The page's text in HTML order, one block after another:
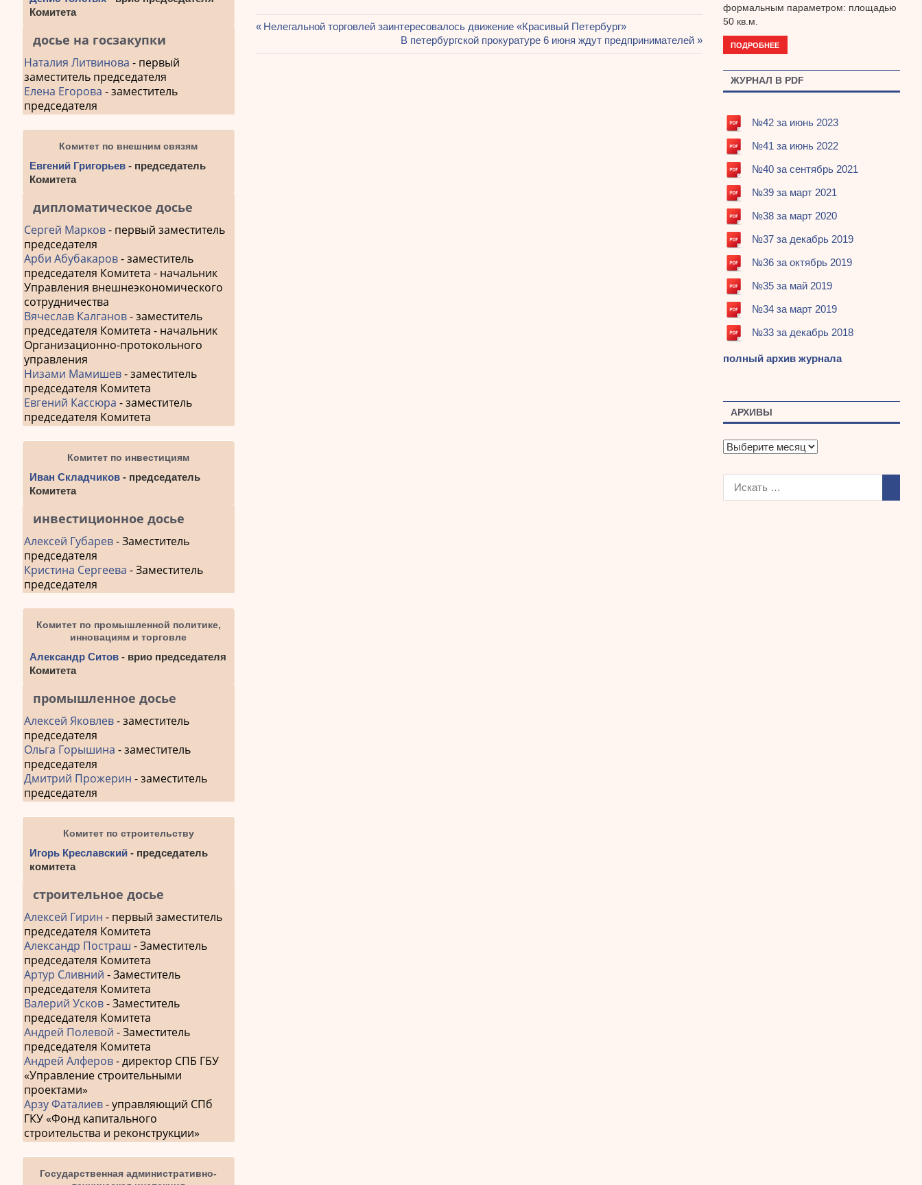
Предыдущая
Нелегальной торговлей заинтересовалось движение «Красивый Петербург»
Следующая
запись:
В петербургской прокуратуре 6 июня ждут предпринимателей
Комитета
досье на госзакупки
Наталия Литвинова - первый
заместитель председателя
Елена Егорова - заместитель
председателя
Комитет по внешним связям
Евгений Григорьев - председатель
Комитета
дипломатическое досье
Сергей Марков- первый заместитель
председателя
Арби Абубакаров- заместитель
председателя Комитета - начальник
Управления внешнеэкономического
сотрудничества
Вячеслав Калганов- заместитель
председателя Комитета - начальник
Организационно-протокольного
управления
Низами Мамишев- заместитель
председателя Комитета
Евгений Кассюра - заместитель
председателя Комитета
Комитет по инвестициям
Иван Складчиков - председатель
Комитета
инвестиционное досье
Алексей Губарев- Заместитель
председателя
Кристина Сергеева - Заместитель
председателя
Комитет по промышленной политике,
инновациям и торговле
Александр Ситов - врио председателя
Комитета
промышленное досье
Алексей Яковлев- заместитель
председателя
Ольга Горышина - заместитель
председателя
Дмитрий Прожерин - заместитель
председателя
Комитет по строительству
Игорь Креславский - председатель
комитета
строительное досье
Алексей Гирин - первый заместитель
председателя Комитета
Александр Постраш - Заместитель
председателя Комитета
Артур Сливний - Заместитель
председателя Комитета
Валерий Усков- Заместитель
председателя Комитета
Андрей Полевой - Заместитель
председателя Комитета
Андрей Алферов- директор СПБ ГБУ
«Управление строительными
проектами»
Арзу Фаталиев- управляющий СПб
ГКУ «Фонд капитального
строительства и реконструкции»
Государственная административно-
формальным параметром: площадью
50 кв.м.
ПОДРОБНЕЕ
ЖУРНАЛ В PDF
№42 за июнь 2023
№41 за июнь 2022
№40 за сентябрь 2021
№39 за март 2021
№38 за март 2020
№37 за декабрь 2019
№36 за октябрь 2019
№35 за май 2019
№34 за март 2019
№33 за декабрь 2018
полный архив журнала
АРХИВЫ
А
х
в